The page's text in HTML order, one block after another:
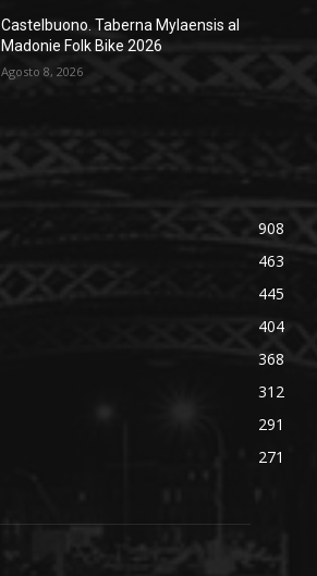
Castelbuono. Taberna Mylaensis al
Madonie Folk Bike 2026
Agosto 8, 2026
908
463
445
404
368
312
291
271